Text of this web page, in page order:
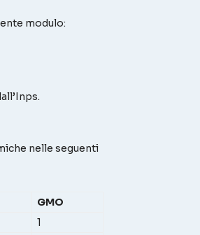
modulo:
nelle seguenti
GMO
1